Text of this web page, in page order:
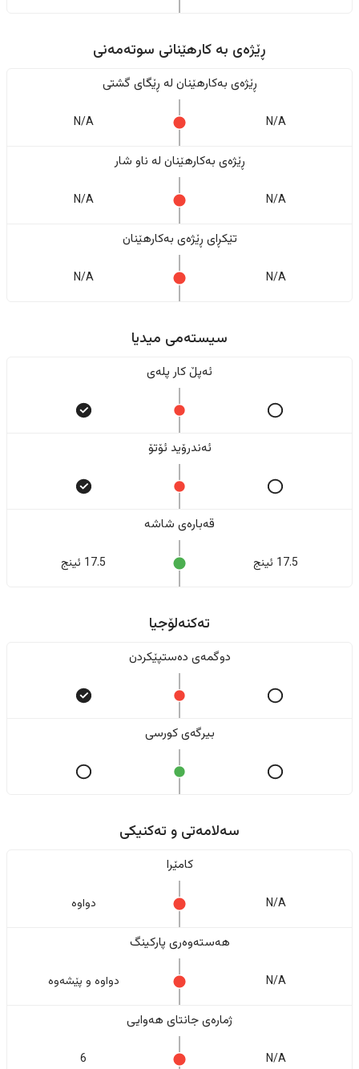
ڕێژەى به کارهێنانی سوتەمەنی
ڕێژەى بەکارهێنان له ڕێگای گشتی
N/A
N/A
ڕێژەى بەکارهێنان له ناو شار
N/A
N/A
تێکڕای ڕێژەى بەکارهێنان
N/A
N/A
سیستەمی میدیا
ئەپڵ کار پلەی
ئەندرۆید ئۆتۆ
قەبارەی شاشە
17.5 ئینج 17.5 ئینج
تەکنەلۆجیا
دوگمەی دەستپێکردن
بیرگەی کورسی
سەلامەتی و تەکنیکی
کامێرا
N/A دواوە
هەستەوەری پارکینگ
N/A دواوە و پێشەوە
ژمارەی جانتای هەوایی
N/A
6